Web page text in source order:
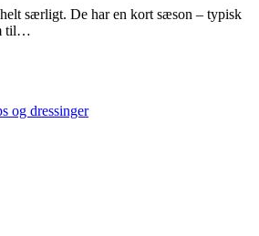
særligt. De har en kort sæson – typisk
til…
og dressinger